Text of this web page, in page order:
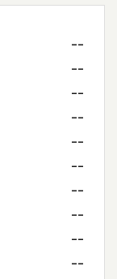
--
--
--
--
--
--
--
--
--
--